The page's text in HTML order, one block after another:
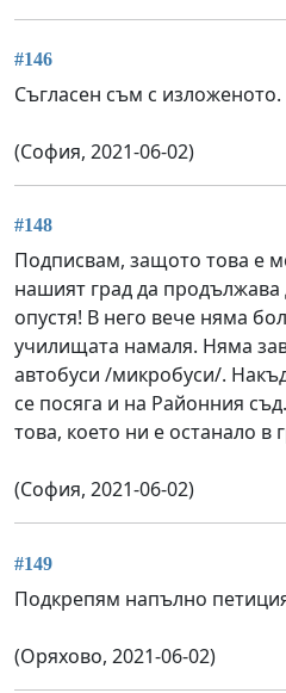
#146
Съгласен съм с изложеното.
(София, 2021-06-02)
#148
Подписвам, защото това е
нашият град да продължава
опустя! В него вече няма
училищата намаля. Няма
автобуси /микробуси/.
се посяга и на Районния
това, което ни е останало в
(София, 2021-06-02)
#149
Подкрепям напълно
(Оряхово, 2021-06-02)